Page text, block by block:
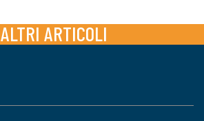
ALTRI ARTICOLI